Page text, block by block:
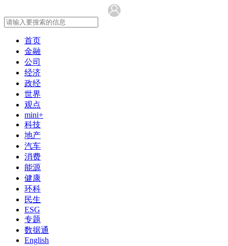
首页
金融
公司
经济
政经
世界
观点
mini+
科技
地产
汽车
消费
能源
健康
环科
民生
ESG
专题
数据通
English